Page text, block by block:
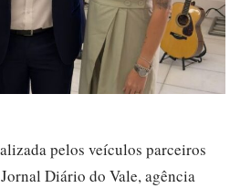
pelos veículos parceiros
Diário do Vale, agência